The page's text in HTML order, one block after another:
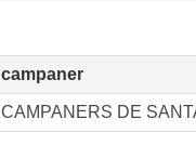
campaner
CAMPANERS DE